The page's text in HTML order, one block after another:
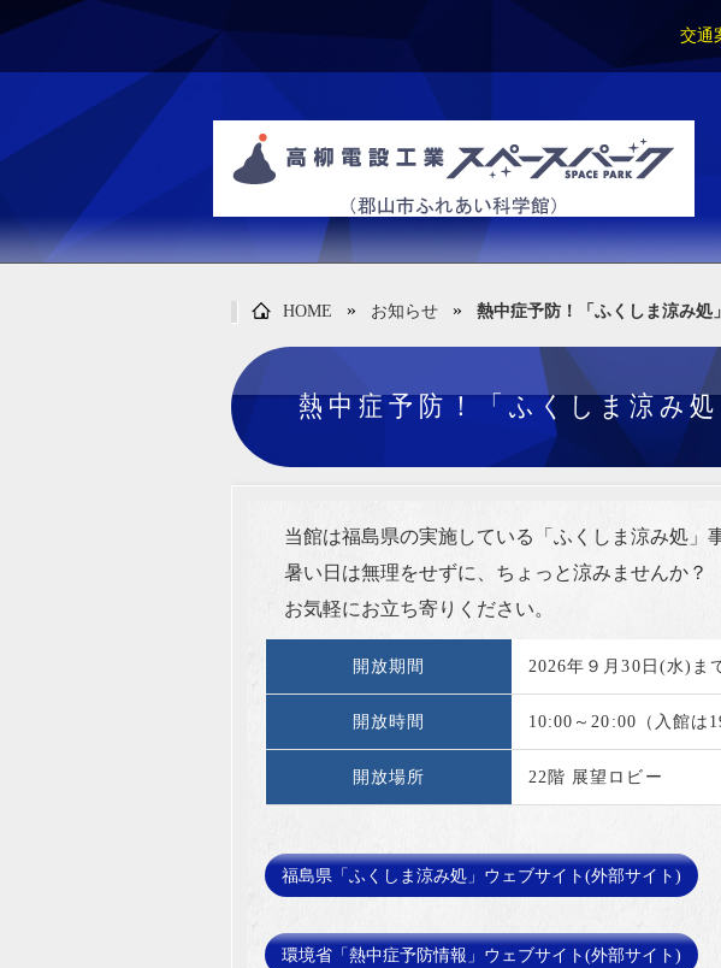
交通
HOME » お知らせ » 熱中症予防！「ふくしま涼み処
熱中症予防！「ふくしま涼み
当館は福島県の実施している「ふくしま涼み処」
暑い日は無理をせずに、ちょっと涼みませんか？
お気軽にお立ち寄りください。
開放期間 2026年９月30日(水)ま
開放時間 10:00～20:00（入館は
開放場所 22階 展望ロビー
福島県「ふくしま涼み処」ウェブサイト(外部サイト)
環境省「熱中症予防情報」ウェブサイト(外部サイト)